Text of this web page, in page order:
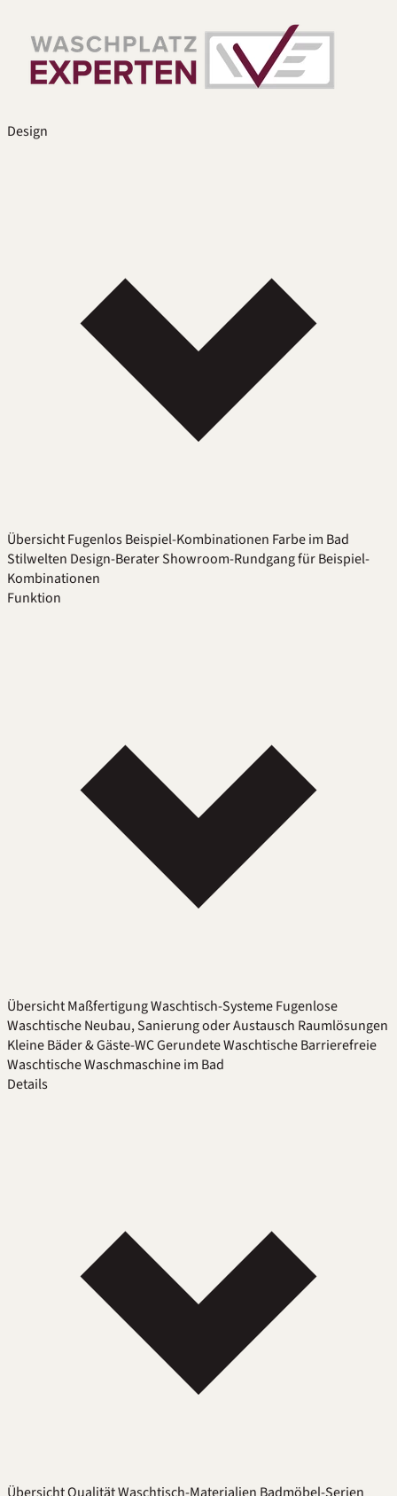
Design
ÜbersichtFugenlosBeispiel-Kombinationen Farbe im Bad
Stilwelten Design-BeraterShowroom-Rundgang für Beispiel-
Kombinationen
Funktion
ÜbersichtMaßfertigungWaschtisch-SystemeFugenlose
WaschtischeNeubau, Sanierung oder Austausch Raumlösungen
Kleine Bäder & Gäste-WCGerundete WaschtischeBarrierefreie
WaschtischeWaschmaschine im Bad
Details